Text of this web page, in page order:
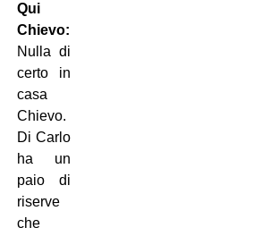
Qui
Chievo:
Nulla di
certo in
casa
Chievo.
Di Carlo
ha un
paio di
riserve
che